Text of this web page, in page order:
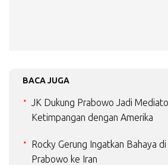
BACA JUGA
JK Dukung Prabowo Jadi
Ketimpangan dengan Amerika
Rocky Gerung Ingatkan Bahaya
Prabowo ke Iran